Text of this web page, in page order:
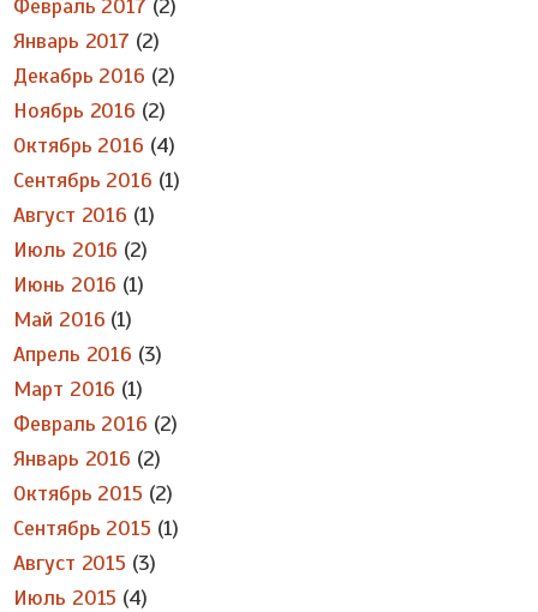
Февраль 2017 (2)
Январь 2017 (2)
Декабрь 2016 (2)
Ноябрь 2016 (2)
Октябрь 2016 (4)
Сентябрь 2016 (1)
Август 2016 (1)
Июль 2016 (2)
Июнь 2016 (1)
Май 2016 (1)
Апрель 2016 (3)
Март 2016 (1)
Февраль 2016 (2)
Январь 2016 (2)
Октябрь 2015 (2)
Сентябрь 2015 (1)
Август 2015 (3)
Июль 2015 (4)